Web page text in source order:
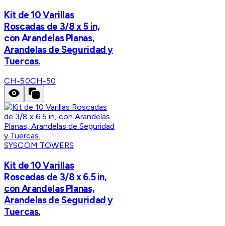
Kit de 10 Varillas
Roscadas de 3/8 x 5 in,
con Arandelas Planas,
Arandelas de Seguridad y
Tuercas.
CH-50CH-50
SYSCOM TOWERS
Kit de 10 Varillas
Roscadas de 3/8 x 6.5 in,
con Arandelas Planas,
Arandelas de Seguridad y
Tuercas.